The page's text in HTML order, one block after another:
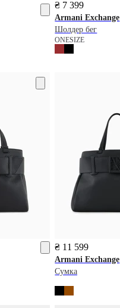
₴ 7 399
Armani Exchange
Шолдер бег
ONESIZE
₴ 11 599
Armani Exchange
Сумка